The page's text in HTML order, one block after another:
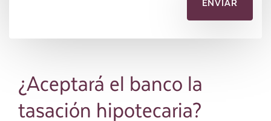
¿Aceptará el banco la
tasación hipotecaria?